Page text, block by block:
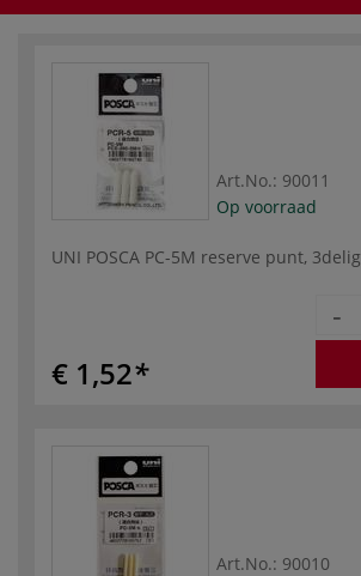
Art.No.: 90011
Op voorraad
UNI POSCA PC-5M reserve punt, 3delig
€ 1,52
-
Art.No.: 90010